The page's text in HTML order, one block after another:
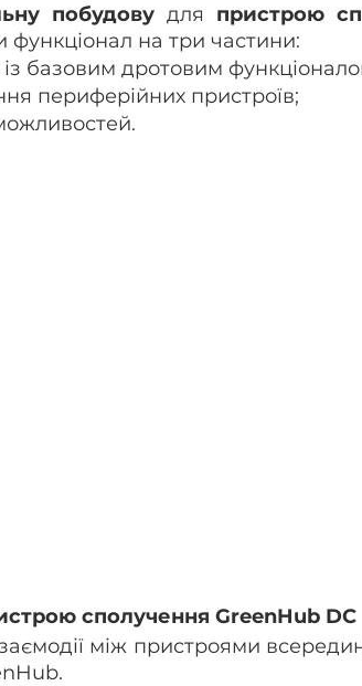
побудову для пристрою
функціонал на три частини:
базовим дротовим
периферійних пристроїв;
сполучення GreenHub DC
між пристроями